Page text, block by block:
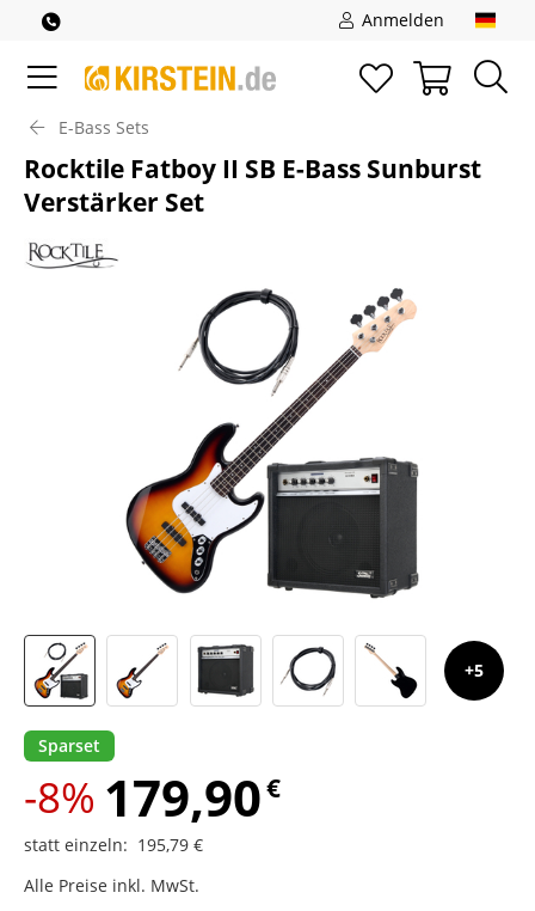
Anmelden
E-Bass Sets
Rocktile Fatboy II SB E-Bass Sunburst
Verstärker Set
5
Sparset
-8% 179,90€
statt einzeln: 195,79 €
Alle Preise inkl. MwSt.